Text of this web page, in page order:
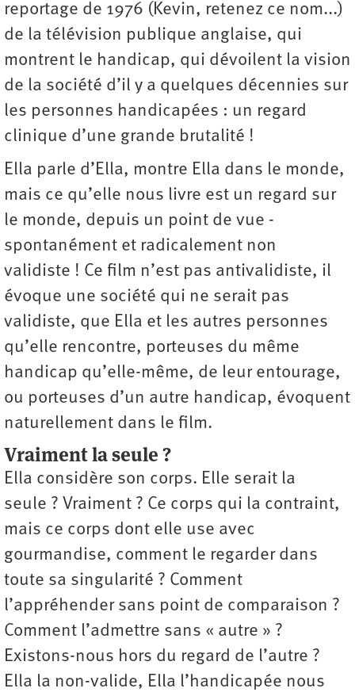
reportage de 1976 (Kevin, retenez ce nom...)
de la télévision publique anglaise, qui
montrent le handicap, qui dévoilent la vision
de la société d’il y a quelques décennies sur
les personnes handicapées : un regard
clinique d’une grande brutalité !
Ella parle d’Ella, montre Ella dans le monde,
mais ce qu’elle nous livre est un regard sur
le monde, depuis un point de vue ­
spontanément et radicalement non
validiste ! Ce film n’est pas antivalidiste, il
évoque une société qui ne serait pas
validiste, que Ella et les autres personnes
qu’elle rencontre, porteuses du même
handicap qu’elle-même, de leur entourage,
ou porteuses d’un autre handicap, évoquent
naturellement dans le film.
Vraiment la seule ?
Ella considère son corps. Elle serait la
seule ? Vraiment ? Ce corps qui la contraint,
mais ce corps dont elle use avec
gourmandise, comment le regarder dans
toute sa singularité ? Comment
l’appréhender sans point de comparaison ?
Comment l’admettre sans « autre » ?
Existons-nous hors du regard de l’autre ?
Ella la non-valide, Ella l’handicapée nous